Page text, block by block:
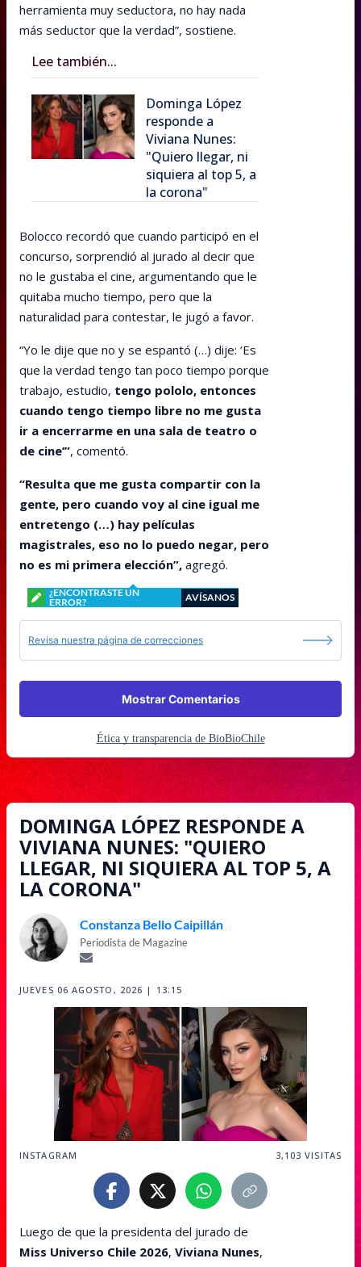
herramienta muy seductora, no hay nada
más seductor que la verdad”, sostiene.
Lee también...
Dominga López
responde a
Viviana Nunes:
"Quiero llegar, ni
siquiera al top 5, a
la corona"
Bolocco recordó que cuando participó en el
concurso, sorprendió al jurado al decir que
no le gustaba el cine, argumentando que le
quitaba mucho tiempo, pero que la
naturalidad para contestar, le jugó a favor.
“Yo le dije que no y se espantó (…) dije: ‘Es
que la verdad tengo tan poco tiempo porque
trabajo, estudio, tengo pololo, entonces
cuando tengo tiempo libre no me gusta
ir a encerrarme en una sala de teatro o
de cine’”, comentó.
“Resulta que me gusta compartir con la
gente, pero cuando voy al cine igual me
entretengo (…) hay películas
magistrales, eso no lo puedo negar, pero
no es mi primera elección”, agregó.
¿ENCONTRASTE UN
ERROR?
AVÍSANOS
Revisa nuestra página de correcciones
Mostrar Comentarios
Ética y transparencia de BioBioChile
DOMINGA LÓPEZ RESPONDE A
VIVIANA NUNES: "QUIERO
LLEGAR, NI SIQUIERA AL TOP 5, A
LA CORONA"
Constanza Bello Caipillán
Periodista de Magazine
JUEVES 06 AGOSTO, 2026 | 13:15
INSTAGRAM 3,103 VISITAS
Luego de que la presidenta del jurado de
Miss Universo Chile 2026, Viviana Nunes,